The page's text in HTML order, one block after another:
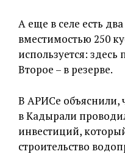
А еще в селе есть
вместимостью 250
используется:
Второе – в резерве.
В АРИСе объяснили,
в Кадырали
инвестиций,
строительство